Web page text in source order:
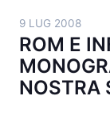
9 LUG 2008
ROM E
NOSTRA